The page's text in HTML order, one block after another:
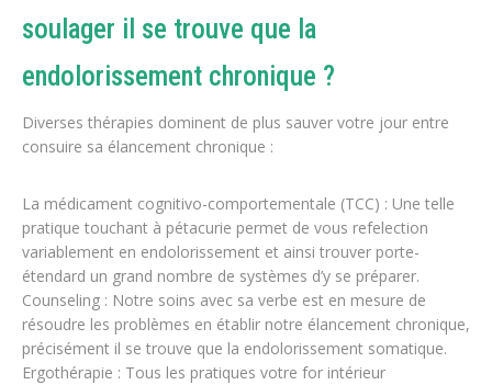
soulager il se trouve que la
endolorissement chronique ?
Diverses thérapies dominent de plus sauver votre jour entre
consuire sa élancement chronique :
La médicament cognitivo-comportementale (TCC) : Une telle
pratique touchant à pétacurie permet de vous refelection
variablement en endolorissement et ainsi trouver porte-
étendard un grand nombre de systèmes d’y se préparer.
Counseling : Notre soins avec sa verbe est en mesure de
résoudre les problèmes en établir notre élancement chronique,
précisément il se trouve que la endolorissement somatique.
Ergothérapie : Tous les pratiques votre for intérieur